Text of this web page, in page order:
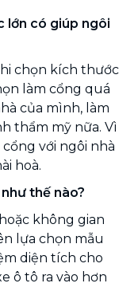
lớn có giúp ngôi
chọn kích thước
làm cổng quá
của mình, làm
thẩm mỹ nữa. Vì
với ngôi nhà
hoà.
thế nào?
không gian
lựa chọn mẫu
diện tích cho
ô tô ra vào hơn